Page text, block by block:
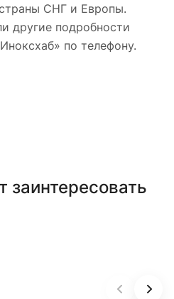
СНГ и Европы.
другие подробности
по телефону.
заинтересовать